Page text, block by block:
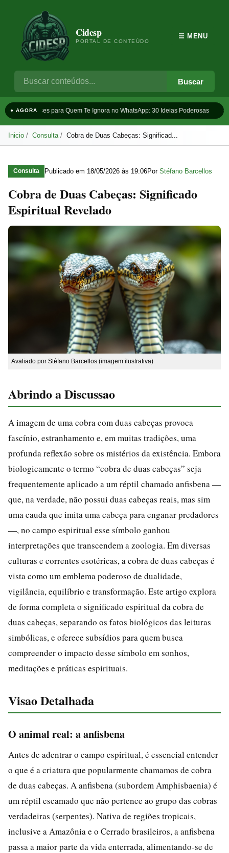
Cidesp
PORTAL DE CONTEÚDO
Buscar
☰ MENU
● AGORAFrases para Quem Te Ignora no WhatsApp: 30 Ideias Poderosas
Inicio Consulta Cobra de Duas Cabeças: Significad...
Consulta Publicado em 18/05/2026 às 19:06Por Stéfano Barcellos
Cobra de Duas Cabeças: Significado
Espiritual Revelado
Avaliado por Stéfano Barcellos (imagem ilustrativa)
Abrindo a Discussao
A imagem de uma cobra com duas cabeças provoca
fascínio, estranhamento e, em muitas tradições, uma
profunda reflexão sobre os mistérios da existência. Embora
biologicamente o termo “cobra de duas cabeças” seja
frequentemente aplicado a um réptil chamado anfisbena —
que, na verdade, não possui duas cabeças reais, mas sim
uma cauda que imita uma cabeça para enganar predadores
—, no campo espiritual esse símbolo ganhou
interpretações que transcendem a zoologia. Em diversas
culturas e correntes esotéricas, a cobra de duas cabeças é
vista como um emblema poderoso de dualidade,
vigilância, equilíbrio e transformação. Este artigo explora
de forma completa o significado espiritual da cobra de
duas cabeças, separando os fatos biológicos das leituras
simbólicas, e oferece subsídios para quem busca
compreender o impacto desse símbolo em sonhos,
meditações e práticas espirituais.
Visao Detalhada
O animal real: a anfisbena
Antes de adentrar o campo espiritual, é essencial entender
o que é a criatura que popularmente chamamos de cobra
de duas cabeças. A anfisbena (subordem Amphisbaenia) é
um réptil escamado que não pertence ao grupo das cobras
verdadeiras (serpentes). Nativa de regiões tropicais,
inclusive a Amazônia e o Cerrado brasileiros, a anfisbena
passa a maior parte da vida enterrada, alimentando-se de